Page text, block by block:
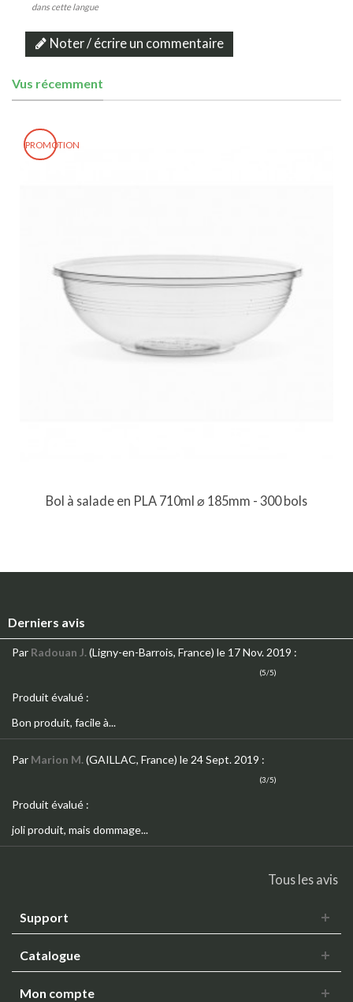
dans cette langue
Noter / écrire un commentaire
Vus récemment
PROMOTION
Bol à salade en PLA 710ml ⌀ 185mm - 300 bols
Derniers avis
Par Radouan J.(Ligny-en-Barrois, France) le 17 Nov. 2019 :
(5/5)
Produit évalué :
Bon produit, facile à...
Par Marion M.(GAILLAC, France) le 24 Sept. 2019 :
(3/5)
Produit évalué :
joli produit, mais dommage...
Tous les avis
Support
Catalogue
Mon compte